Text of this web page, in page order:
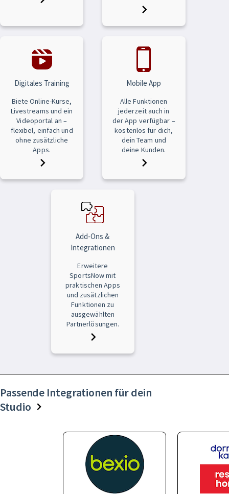
Digitales Training
Biete Online-Kurse,
Livestreams und ein
Videoportal an –
flexibel, einfach und
ohne zusätzliche
Apps.
Mobile App
Alle Funktionen
jederzeit auch in
der App verfügbar –
kostenlos für dich,
dein Team und
deine Kunden.
Add-Ons &
Integrationen
Erweitere
SportsNow mit
praktischen Apps
und zusätzlichen
Funktionen zu
ausgewählten
Partnerlösungen.
Passende Integrationen für dein
Studio